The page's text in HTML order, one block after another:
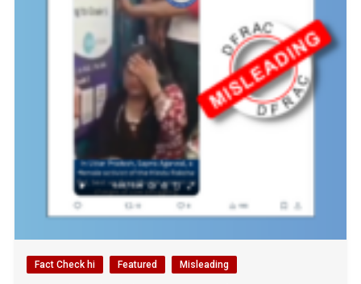
Fact Check hi Featured Misleading